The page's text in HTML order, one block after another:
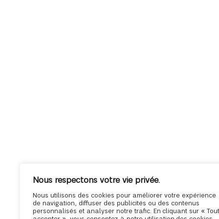
Nous respectons votre vie privée.
Nous utilisons des cookies pour améliorer votre expérience
de navigation, diffuser des publicités ou des contenus
personnalisés et analyser notre trafic. En cliquant sur « Tout